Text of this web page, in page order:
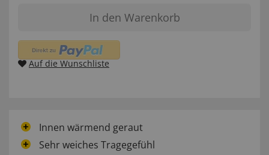
In den Warenkorb
Auf die Wunschliste
Innen wärmend geraut
Sehr weiches Tragegefühl